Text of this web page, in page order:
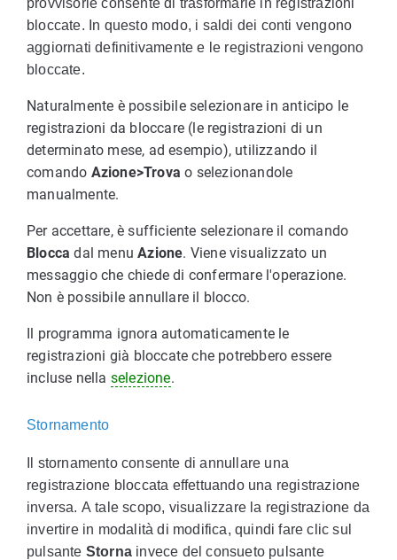
provvisorie consente di trasformarle in registrazioni
bloccate. In questo modo, i saldi dei conti vengono
aggiornati definitivamente e le registrazioni vengono
bloccate.
Naturalmente è possibile selezionare in anticipo le
registrazioni da bloccare (le registrazioni di un
determinato mese, ad esempio), utilizzando il
comando Azione>Trova o selezionandole
manualmente.
Per accettare, è sufficiente selezionare il comando
Blocca dal menuAzione. Viene visualizzato un
messaggio che chiede di confermare l'operazione.
Non è possibile annullare il blocco.
Il programma ignora automaticamente le
registrazioni già bloccate che potrebbero essere
incluse nella selezione.
Stornamento
Il stornamento consente di annullare una
registrazione bloccata effettuando una registrazione
inversa. A tale scopo, visualizzare la registrazione da
invertire in modalità di modifica, quindi fare clic sul
pulsante Stornainvece del consueto pulsante